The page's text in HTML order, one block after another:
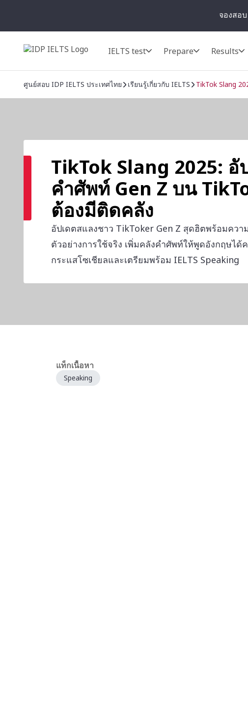
จองสอ
IELTS test Prepare Results
ศูนย์สอบ IDP IELTS ประเทศไทย เรียนรู้เกี่ยวกับ IELTS TikTok Slang
TikTok Slang 2025: อั
คำศัพท์ Gen Z บน
ต้องมีติดคลัง
อัปเดตสแลงชาว TikToker Gen Z สุดฮิตพร้อมควา
ตัวอย่างการใช้จริง เพิ่มคลังคำศัพท์ให้พูดอังกฤษได้
กระแสโซเชียลและเตรียมพร้อม IELTS Speaking
แท็กเนื้อหา
Speaking